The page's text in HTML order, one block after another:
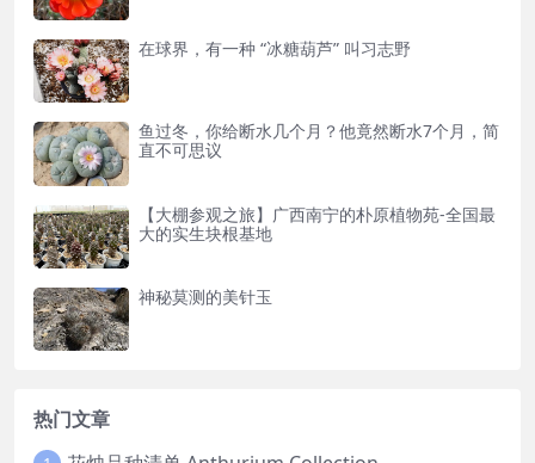
在球界，有一种 “冰糖葫芦” 叫习志野
鱼过冬，你给断水几个月？他竟然断水7个月，简
直不可思议
【大棚参观之旅】广西南宁的朴原植物苑-全国最
大的实生块根基地
神秘莫测的美针玉
热门文章